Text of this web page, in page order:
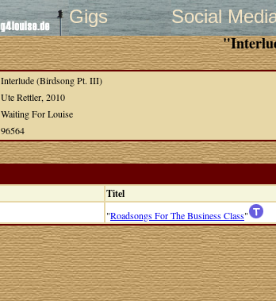
Gigs Social
Interlude (Birdsong Pt. III)
Ute Rettler, 2010
Waiting For Louise
96564
Titel
"Roadsongs For The Business Class"